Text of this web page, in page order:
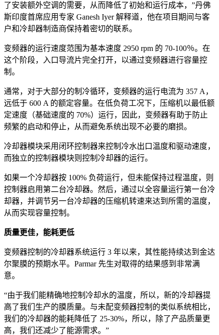
了安装额外空调的需要，从而降低了初始和运行成本，”丹佛
斯印度首席应用专家 Ganesh Iyer 解释道，他在项目期间与客
户和冷却器制造商保持着密切的联系。
变频器的运行速度范围为基本速度 2950 rpm 的 70-100％。在
这个阶段，入口导流片完全打开，以通过变频器进行容量控
制。
通常，对于大部分的制冷循环，变频器的运行电流为 357 A，
远低于 600 A 的额定容量。在低负荷工况下，压缩机以最低额
定速度（基础速度的 70%）运行，因此，变频器有助于防止
频繁的启动和停止，从而避免系统出现不必要的磨损。
冷却器模块采用闭环控制器来控制冷水出口温度和驱动速度，
而独立的控制器模块则控制冷却器的运行。
如果一个冷却器按 100% 负荷运行，但未能保持过程温度，则
控制器启用第二台冷却器。然后，通过以全容量运行第一台冷
却器，并调节另一台冷却器的压缩机转速来达到所需的温度，
从而实现容量控制。
质量更佳，能耗更低
变频器控制的冷却器系统运行 3 年以来，其性能持续达到金达
尔聚膜的预期水平。Parmar 先生对取得的结果感到非常满
意。
“由于我们能精确地控制冷却水的温度，所以，新的冷却器提
高了我们生产的膜质量。与未配变频器控制的类似系统相比，
我们的冷却器的能耗降低了 25-30%，所以，除了产品质量更
高，我们还减少了能源需求。”